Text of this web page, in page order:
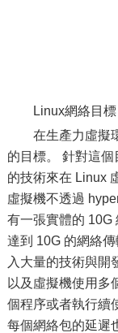
Linux網絡目標
在生產力虛擬
的目標。 針對這
的技術來在 Linux
虛擬機不透過
有一張實體的 10G
達到 10G 的網絡
入大量的技術與開
以及虛擬機使用多
個程序或者執行續
每個網絡包的延遲